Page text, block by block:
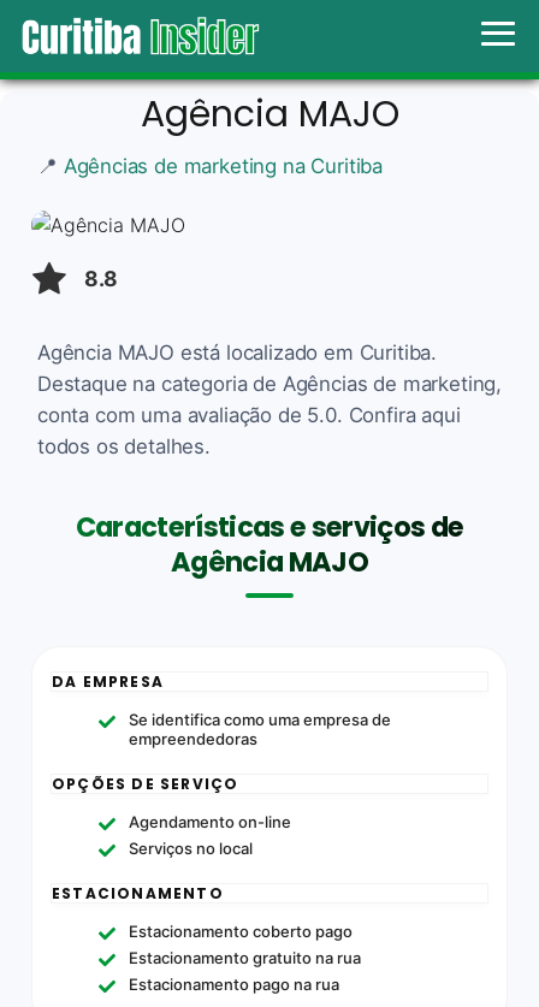
Agência MAJO
📍 Agências de marketing na Curitiba
8.8
Agência MAJO está localizado em Curitiba.
Destaque na categoria de Agências de marketing,
conta com uma avaliação de 5.0. Confira aqui
todos os detalhes.
Características e serviços de
Agência MAJO
DA EMPRESA
Se identifica como uma empresa de
empreendedoras
OPÇÕES DE SERVIÇO
Agendamento on-line
Serviços no local
ESTACIONAMENTO
Estacionamento coberto pago
Estacionamento gratuito na rua
Estacionamento pago na rua